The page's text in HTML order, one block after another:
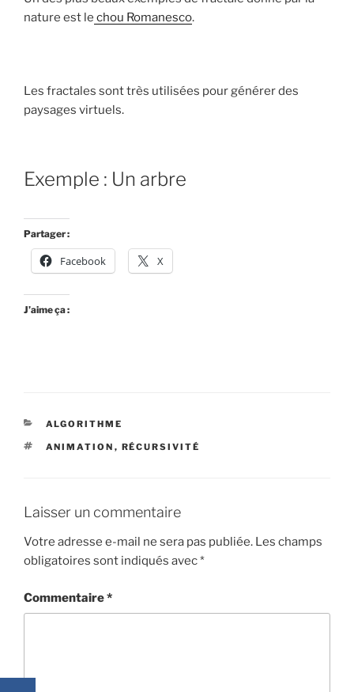
nature est le chou Romanesco.
Les fractales sont très utilisées pour générer des
paysages virtuels.
Exemple : Un arbre
Partager :
Facebook X
J’aime ça :
CATÉGORIES
ALGORITHME
ÉTIQUETTES
ANIMATION , RÉCURSIVITÉ
Laisser un commentaire
Votre adresse e-mail ne sera pas publiée. Les champs
obligatoires sont indiqués avec*
Commentaire*